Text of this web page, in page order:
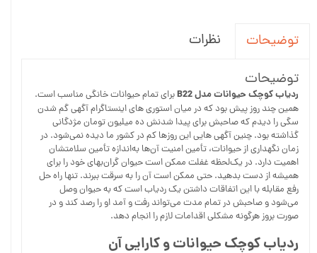
توضیحات
نظرات
توضیحات
ردیاب کوچک حیوانات مدلB22برای تمام حیوانات خانگی مناسب است.
همین چند روز پیش بود که در میان استوری های اینستاگرام آگهی گم شدن
سگی را دیدم که صاحبش برای پیدا شدنش ده میلیون تومان مژدگانی
گذاشته بود. چنین آگهی هایی این روزها کم در کشور ما دیده نمی‌شود. در
زمان نگهداری از حیوانات، تأمین امنیت آن‌ها به‌اندازه تأمین سلامتشان
اهمیت دارد. در یک‌لحظه غفلت ممکن است حیوان گران‌بهای خود را برای
همیشه از دست بدهید. حتی ممکن است آن را به سرقت ببرند. تنها راه حل
رفع مقابله با این اتفاقات داشتن یک ردیاب است که به حیوان وصل
می‌شود و صاحبش در تمام مدت می‌تواند رفت و آمد او را رصد کند و در
صورت بروز هرگونه مشکلی اقدامات لازم را انجام دهد.
ردیاب کوچک حیوانات و کارایی آن